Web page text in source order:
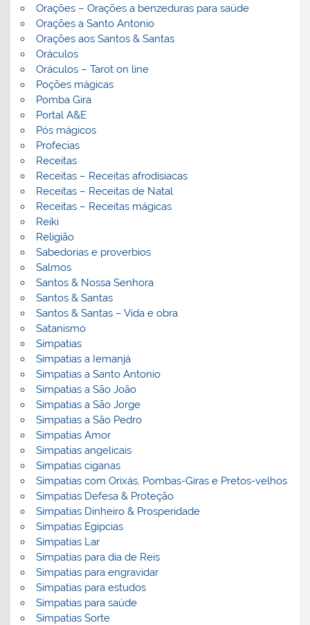
Orações – Orações a benzeduras para saúde
Orações a Santo Antonio
Orações aos Santos & Santas
Oráculos
Oráculos – Tarot on line
Poções mágicas
Pomba Gira
Portal A&E
Pós mágicos
Profecias
Receitas
Receitas – Receitas afrodisiacas
Receitas – Receitas de Natal
Receitas – Receitas mágicas
Reiki
Religião
Sabedorias e proverbios
Salmos
Santos & Nossa Senhora
Santos & Santas
Santos & Santas – Vida e obra
Satanismo
Simpatias
Simpatias a Iemanjá
Simpatias a Santo Antonio
Simpatias a São João
Simpatias a São Jorge
Simpatias a São Pedro
Simpatias Amor
Simpatias angelicais
Simpatias ciganas
Simpatias com Orixás, Pombas-Giras e Pretos-velhos
Simpatias Defesa & Proteção
Simpatias Dinheiro & Prosperidade
Simpatias Egipcias
Simpatias Lar
Simpatias para dia de Reis
Simpatias para engravidar
Simpatias para estudos
Simpatias para saúde
Simpatias Sorte